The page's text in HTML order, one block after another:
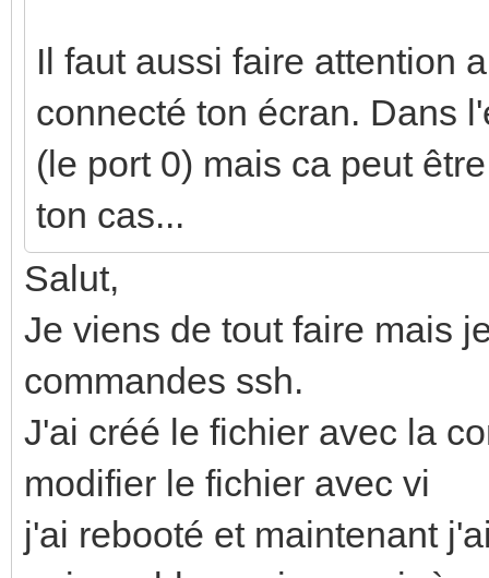
EndSection
Il faut aussi faire attention
connecté ton écran. Dans
(le port 0) mais ca peut
ton cas...
Salut,
Je viens de tout faire mais
commandes ssh.
J'ai créé le fichier avec la
modifier le fichier avec vi
j'ai rebooté et maintenant